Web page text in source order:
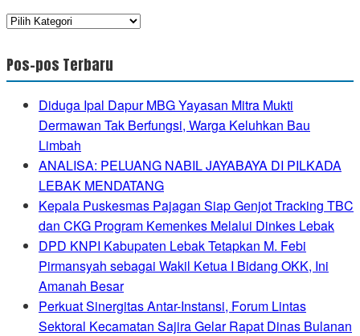
Kategori
Pos-pos Terbaru
Diduga Ipal Dapur MBG Yayasan Mitra Mukti
Dermawan Tak Berfungsi, Warga Keluhkan Bau
Limbah
ANALISA: PELUANG NABIL JAYABAYA DI PILKADA
LEBAK MENDATANG
Kepala Puskesmas Pajagan Siap Genjot Tracking TBC
dan CKG Program Kemenkes Melalui Dinkes Lebak
DPD KNPI Kabupaten Lebak Tetapkan M. Febi
Pirmansyah sebagai Wakil Ketua I Bidang OKK, Ini
Amanah Besar
Perkuat Sinergitas Antar-Instansi, Forum Lintas
Sektoral Kecamatan Sajira Gelar Rapat Dinas Bulanan